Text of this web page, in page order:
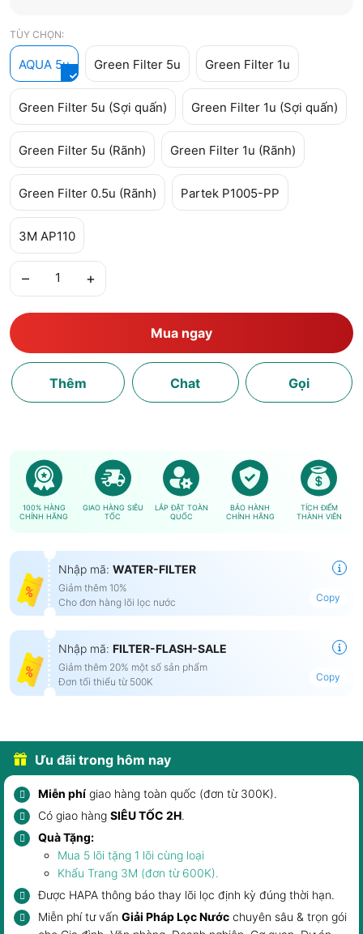
TÙY CHỌN:
AQUA 5u Green Filter 5u Green Filter 1u
Green Filter 5u (Sợi quấn) Green Filter 1u (Sợi quấn)
Green Filter 5u (Rãnh) Green Filter 1u (Rãnh)
Green Filter 0.5u (Rãnh) Partek P1005-PP
3M AP110
– +
Mua ngay
Thêm Chat Gọi
100% HÀNG
CHÍNH HÃNG
GIAO HÀNG SIÊU
TỐC
LẮP ĐẶT TOÀN
QUỐC
BẢO HÀNH
CHÍNH HÃNG
TÍCH ĐIỂM
THÀNH VIÊN
Nhập mã: WATER-FILTER
Giảm thêm 10%
Cho đơn hàng lõi lọc nước
Copy
Nhập mã: FILTER-FLASH-SALE
Giảm thêm 20% một số sản phẩm
Đơn tối thiểu từ 500K
Copy
Ưu đãi trong hôm nay
Miễn phí giao hàng toàn quốc (đơn từ 300K).
Có giao hàng SIÊU TỐC 2H.
Quà Tặng:
Mua 5 lõi tặng 1 lõi cùng loại
Khẩu Trang 3M (đơn từ 600K).
Được HAPA thông báo thay lõi lọc định kỳ đúng thời hạn.
Miễn phí tư vấn Giải Pháp Lọc Nước chuyên sâu & trọn gói